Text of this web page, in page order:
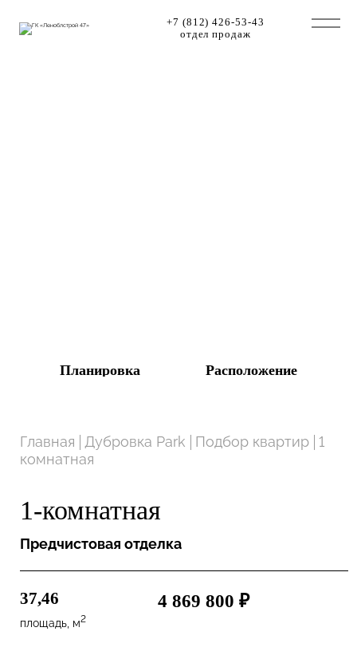
+7 (812) 426-53-43
отдел продаж
Планировка Расположение
Главная Дубровка Park Подбор квартир 1
комнатная
1-комнатная
Предчистовая отделка
37,46
площадь, м2
4 869 800 ₽